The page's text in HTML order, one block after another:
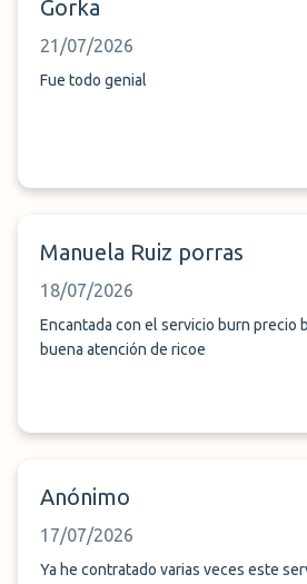
Gorka
21/07/2026
Fue todo genial
Manuela Ruiz porras
18/07/2026
Encantada con el servicio burn precio
buena atención de ricoe
Anónimo
17/07/2026
Ya he contratado varias veces este